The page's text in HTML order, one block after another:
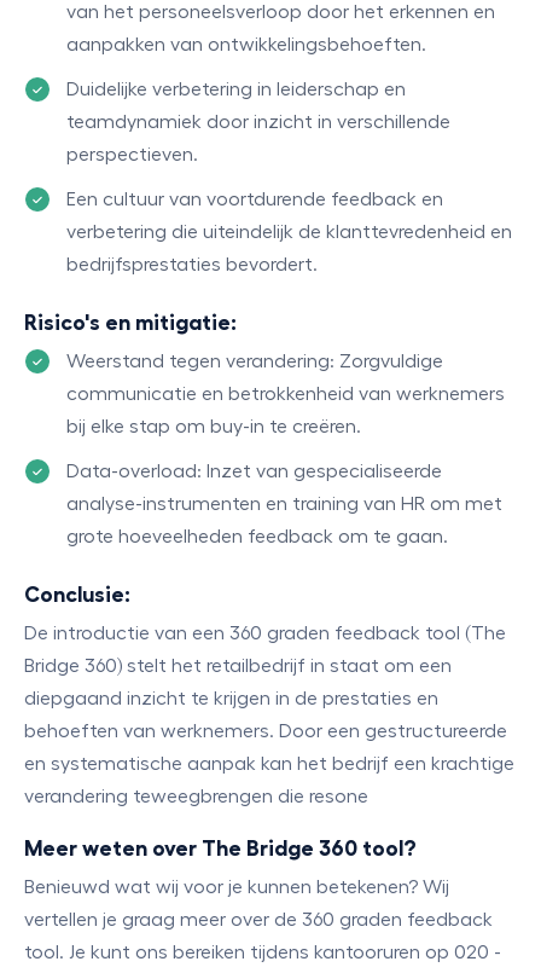
van het personeelsverloop door het erkennen en
aanpakken van ontwikkelingsbehoeften.
Duidelijke verbetering in leiderschap en
teamdynamiek door inzicht in verschillende
perspectieven.
Een cultuur van voortdurende feedback en
verbetering die uiteindelijk de klanttevredenheid en
bedrijfsprestaties bevordert.
Risico's en mitigatie:
Weerstand tegen verandering: Zorgvuldige
communicatie en betrokkenheid van werknemers
bij elke stap om buy-in te creëren.
Data-overload: Inzet van gespecialiseerde
analyse-instrumenten en training van HR om met
grote hoeveelheden feedback om te gaan.
Conclusie:
De introductie van een 360 graden feedback tool (The
Bridge 360) stelt het retailbedrijf in staat om een
diepgaand inzicht te krijgen in de prestaties en
behoeften van werknemers. Door een gestructureerde
en systematische aanpak kan het bedrijf een krachtige
verandering teweegbrengen die resone
Meer weten over The Bridge 360 tool?
Benieuwd wat wij voor je kunnen betekenen? Wij
vertellen je graag meer over de 360 graden feedback
tool. Je kunt ons bereiken tijdens kantooruren op 020 -